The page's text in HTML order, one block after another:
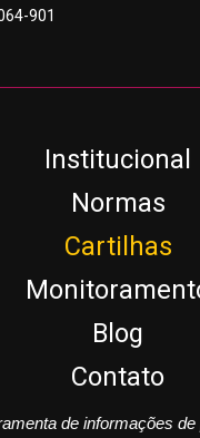
901
Institucional
Normas
Cartilhas
Blog
Contato
de informações